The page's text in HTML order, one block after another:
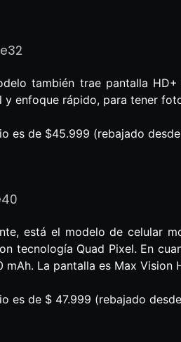
también trae pantalla
enfoque rápido, para tener
es de $45.999 (rebajado
está el modelo de celular
tecnología Quad Pixel. En
mAh. La pantalla es Max Vision
es de $ 47.999 (rebajado